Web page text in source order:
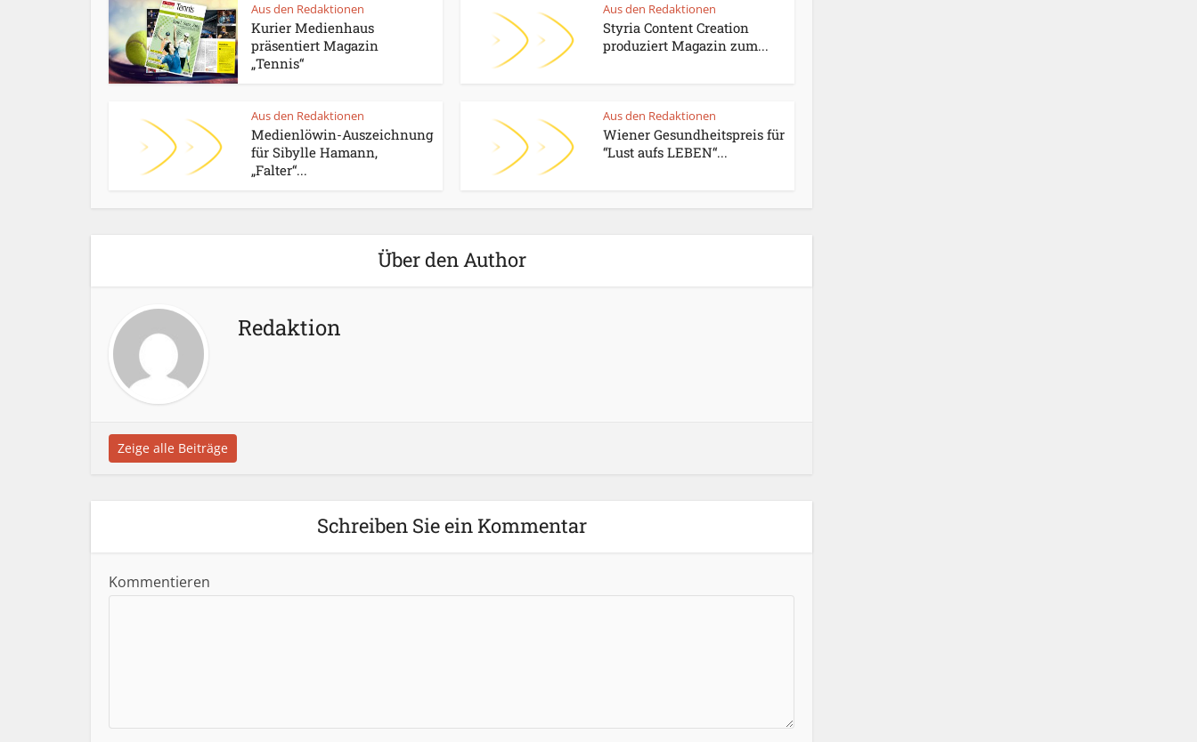
Aus den Redaktionen
Kurier Medienhaus
präsentiert Magazin
„Tennis“
Aus den Redaktionen
Styria Content Creation
produziert Magazin zum...
Aus den Redaktionen
Medienlöwin-Auszeichnung
für Sibylle Hamann,
„Falter“...
Aus den Redaktionen
Wiener Gesundheitspreis für
“Lust aufs LEBEN“...
Über den Author
Redaktion
Zeige alle Beiträge
Schreiben Sie ein Kommentar
Kommentieren